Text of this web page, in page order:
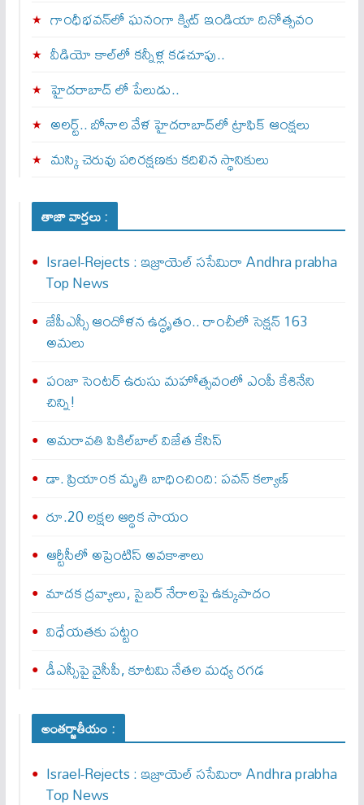
గాంధీభవన్‌లో ఘనంగా క్విట్‌ ఇండియా దినోత్సవం
వీడియో కాల్‌లో కన్నీళ్ల కడచూపు..
హైదరాబాద్ లో పేలుడు..
అలర్ట్‌.. బోనాల వేళ హైదరాబాద్‌లో ట్రాఫిక్‌ ఆంక్షలు
మస్కి చెరువు పరిరక్షణకు కదిలిన స్థానికులు
తాజా వార్తలు :
Israel-Rejects : ఇజ్రాయెల్ స‌సేమిరా Andhra prabha
Top News
జేపీఎస్సీ ఆందోళన ఉద్ధృతం.. రాంచీలో సెక్షన్‌ 163
అమలు
పంజా సెంటర్ ఉరుసు మహోత్సవంలో ఎంపీ కేశినేని
చిన్ని!
అమరావతి పికిల్‌బాల్ విజేత కేసిస్
డా. ప్రియాంక మృతి బాధించింది: పవన్‌ కల్యాణ్‌
రూ.20 లక్షల ఆర్థిక సాయం
ఆర్టీసీలో అప్రెంటిస్‌ అవకాశాలు
మాదక ద్రవ్యాలు, సైబర్‌ నేరాలపై ఉక్కుపాదం
విధేయతకు పట్టం
డీఎస్సీపై వైసీపీ, కూటమి నేతల మధ్య రగడ
అంతర్జాతీయం :
Israel-Rejects : ఇజ్రాయెల్ స‌సేమిరా Andhra prabha
Top News